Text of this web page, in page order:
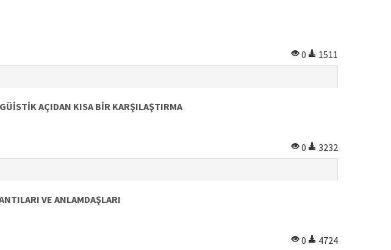
0
1511
AÇIDAN KISA BİR KARŞILAŞTIRMA
0
3232
VE ANLAMDAŞLARI
0
4724